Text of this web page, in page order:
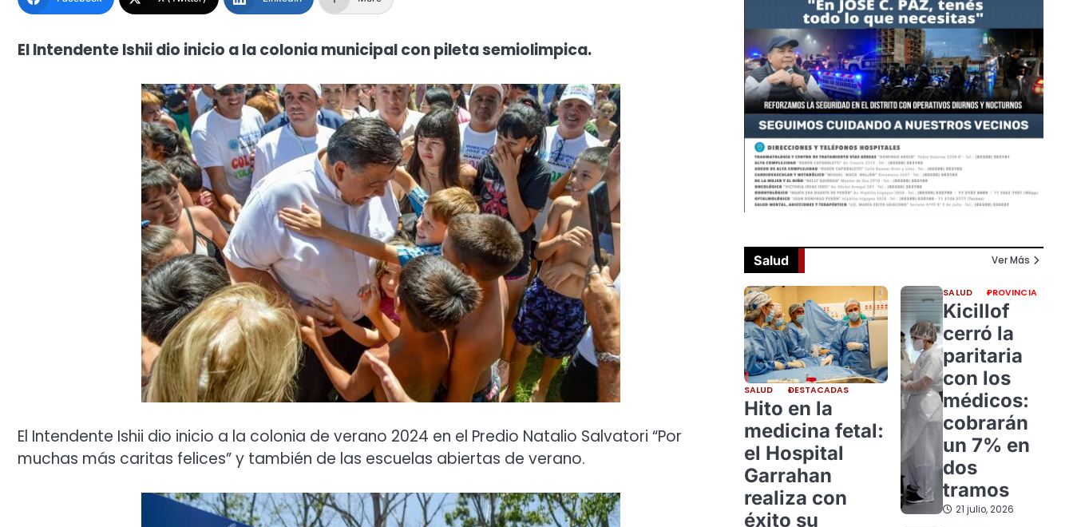
El Intendente Ishii dio inicio a la colonia municipal con pileta semiolimpica.
El Intendente Ishii dio inicio a la colonia de verano 2024 en el Predio Natalio Salvatori “Por
muchas más caritas felices” y también de las escuelas abiertas de verano.
Salud Ver Más
SALUD DESTACADAS
Hito en la
medicina fetal:
el Hospital
Garrahan
realiza con
éxito su
SALUD PROVINCIA
Kicillof
cerró la
paritaria
con los
médicos:
cobrarán
un 7% en
dos
tramos
21 julio, 2026